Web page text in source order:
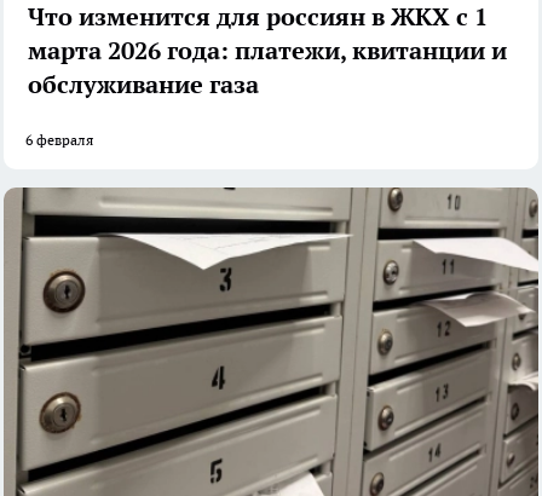
Что изменится для россиян в ЖКХ с 1
марта 2026 года: платежи, квитанции и
обслуживание газа
6 февраля